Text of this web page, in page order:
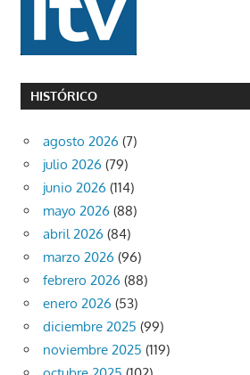
HISTÓRICO
agosto 2026 (7)
julio 2026 (79)
junio 2026 (114)
mayo 2026 (88)
abril 2026 (84)
marzo 2026 (96)
febrero 2026 (88)
enero 2026 (53)
diciembre 2025 (99)
noviembre 2025 (119)